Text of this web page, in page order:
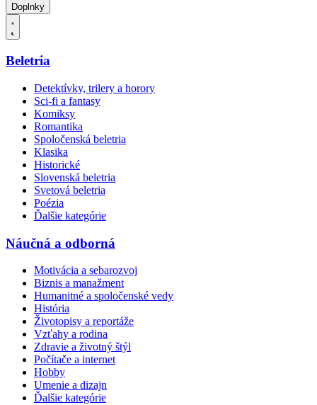
Doplnky
Beletria
Detektívky, trilery a horory
Sci-fi a fantasy
Komiksy
Romantika
Spoločenská beletria
Klasika
Historické
Slovenská beletria
Svetová beletria
Poézia
Ďalšie kategórie
Náučná a odborná
Motivácia a sebarozvoj
Biznis a manažment
Humanitné a spoločenské vedy
História
Životopisy a reportáže
Vzťahy a rodina
Zdravie a životný štýl
Počítače a internet
Hobby
Umenie a dizajn
Ďalšie kategórie